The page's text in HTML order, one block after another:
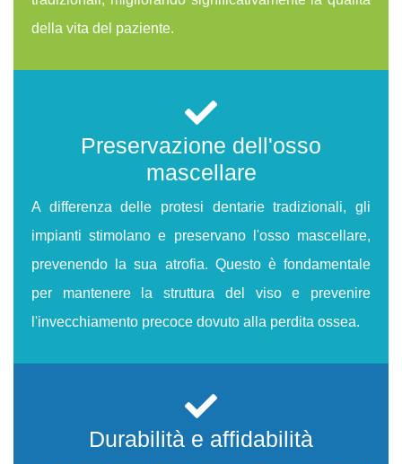
della vita del paziente.
Preservazione dell'osso
mascellare
A differenza delle protesi dentarie tradizionali, gli
impianti stimolano e preservano l'osso mascellare,
prevenendo la sua atrofia. Questo è fondamentale
per mantenere la struttura del viso e prevenire
l'invecchiamento precoce dovuto alla perdita ossea.
Durabilità e affidabilità